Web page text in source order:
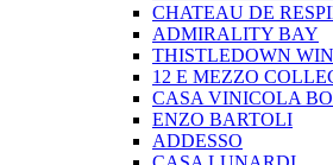
CHATEAU DE
ADMIRALITY BAY
THISTLEDOWN
12 E MEZZO
CASA VINICOLA
ENZO BARTOLI
ADDESSO